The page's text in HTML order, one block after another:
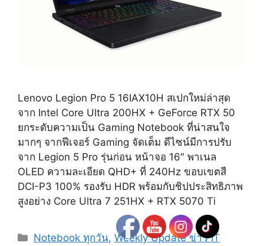
Lenovo Legion Pro 5 16IAX10H สเปกใหม่ล่าสุด
จาก Intel Core Ultra 200HX + GeForce RTX 50
ยกระดับความเป็น Gaming Notebook ที่น่าสนใจ
มากๆ จากฟีเจอร์ Gaming จัดเต็ม ดีไซน์มีการปรับ
จาก Legion 5 Pro รุ่นก่อน หน้าจอ 16″ พาเนล
OLED ความละเอียด QHD+ ที่ 240Hz ขอบเขตสี
DCI-P3 100% รองรับ HDR พร้อมกับชิปประสิทธิภาพ
สูงอย่าง Core Ultra 7 251HX + RTX 5070 Ti
Categories
Notebook ทุกวัน,Weekly Update ข่าว IT